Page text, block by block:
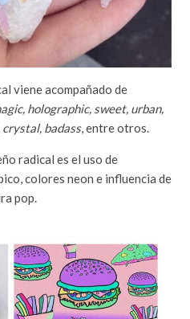
viene acompañado de
holographic, sweet, urban,
badass, entre otros.
radical es el uso de
colores neon e influencia de
pop.